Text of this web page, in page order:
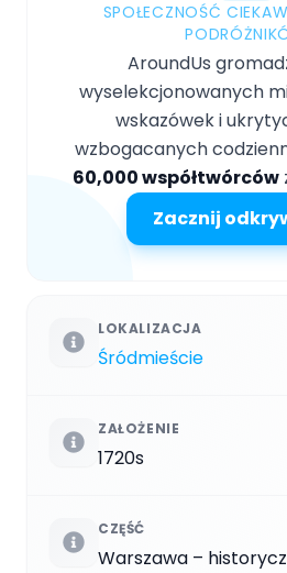
SPOŁECZNOŚĆ
AroundUs
wyselekcjonowanych
wskazówek i
wzbogacanych
60,000 współtwórców
Zacznij
LOKALIZACJA
Śródmieście
ZAŁOŻENIE
1720s
CZĘŚĆ
Warszawa –